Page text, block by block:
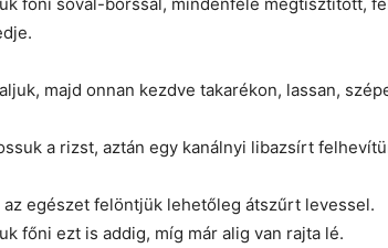
főni sóval-borssal, mindenféle megtisztított,
majd onnan kezdve takarékon, lassan,
a rizst, aztán egy kanálnyi libazsírt
az egészet felöntjük lehetőleg átszűrt levessel.
főni ezt is addig, míg már alig van rajta lé.